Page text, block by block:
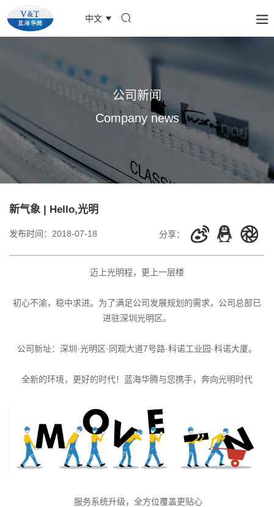
中文
公司新闻
Company news
新气象 | Hello,光明
发布时间： 2018-07-18 分享：
迈上光明程，更上一层楼
初心不渝，稳中求进。为了满足公司发展规划的需求，公司总部已
进驻深圳光明区。
公司新址：深圳·光明区·同观大道7号路·科诺工业园·科诺大厦。
全新的环境，更好的时代！蓝海华腾与您携手，奔向光明时代
服务系统升级，全方位覆盖更贴心